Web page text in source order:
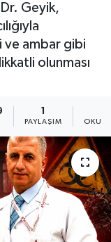
Geyik,
ve ambar gibi
olunması
PAYLAŞIM